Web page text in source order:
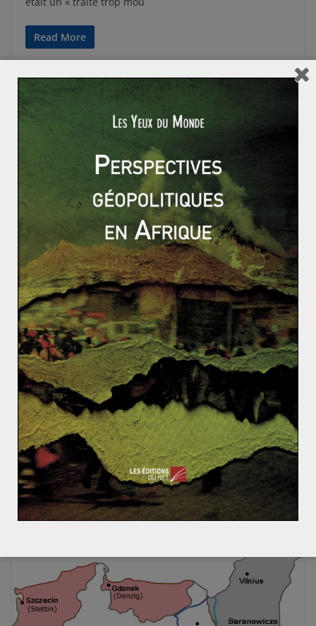
Read More
1914 - 1939 EUROPE EVÉNEMENTS ITALIE
Marc-Antoine FAURE COLONNA d'ISTRIA
7 novembre 2016
0 Comments
L’irrédentisme italien dans la première
moitié du XXème siècle : déstabilisations
culturelles et sociales
L’irrédentisme (du terme italien irredento qui signifie
« non délivré »), fut un mouvement d’opinion,
intellectuel et politique, qui voulait, selon sa
Read More